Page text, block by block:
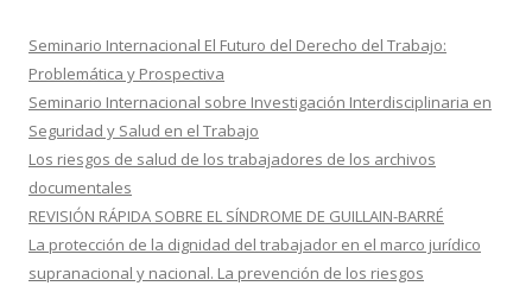
r
:
Seminario Internacional El Futuro del Derecho del Trabajo:
Problemática y Prospectiva
Seminario Internacional sobre Investigación Interdisciplinaria en
Seguridad y Salud en el Trabajo
Los riesgos de salud de los trabajadores de los archivos
documentales
REVISIÓN RÁPIDA SOBRE EL SÍNDROME DE GUILLAIN-BARRÉ
La protección de la dignidad del trabajador en el marco jurídico
supranacional y nacional. La prevención de los riesgos